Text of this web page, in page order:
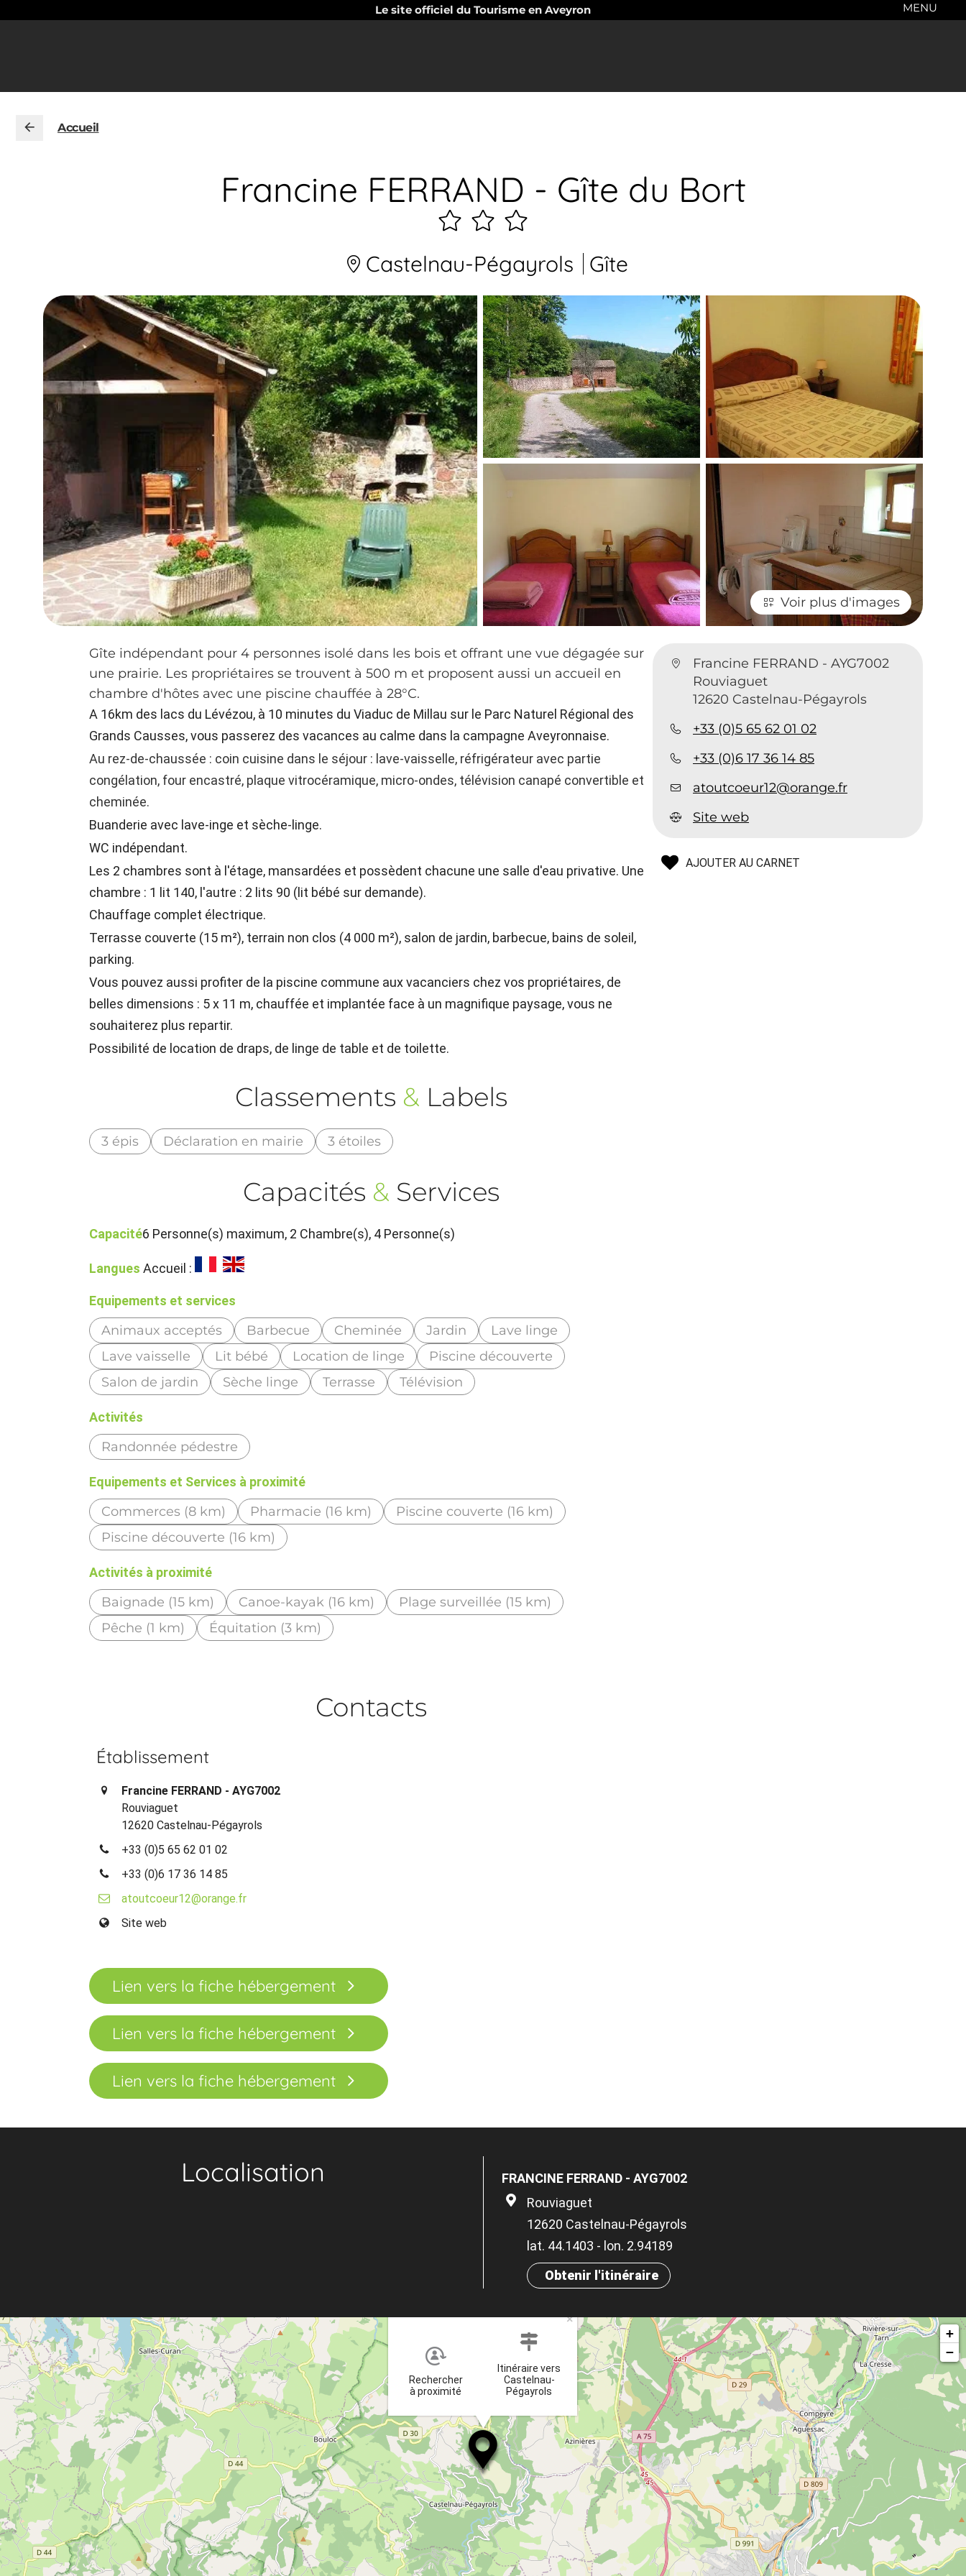
Le site officiel du Tourisme en Aveyron MENU
Accueil
Francine FERRAND - Gîte du Bort
3
étoiles
Castelnau-Pégayrols Gîte
Voir plus d'images
Francine FERRAND - AYG7002
Rouviaguet
12620 Castelnau-Pégayrols
+33 (0)5 65 62 01 02
+33 (0)6 17 36 14 85
atoutcoeur12@orange.fr
Site web
AJOUTER AU CARNET
Gîte indépendant pour 4 personnes isolé dans les bois et offrant une vue dégagée sur
une prairie. Les propriétaires se trouvent à 500 m et proposent aussi un accueil en
chambre d'hôtes avec une piscine chauffée à 28°C.
A 16km des lacs du Lévézou, à 10 minutes du Viaduc de Millau sur le Parc Naturel Régional des
Grands Causses, vous passerez des vacances au calme dans la campagne Aveyronnaise.
Au rez-de-chaussée : coin cuisine dans le séjour : lave-vaisselle, réfrigérateur avec partie
congélation, four encastré, plaque vitrocéramique, micro-ondes, télévision canapé convertible et
cheminée.
Buanderie avec lave-inge et sèche-linge.
WC indépendant.
Les 2 chambres sont à l'étage, mansardées et possèdent chacune une salle d'eau privative. Une
chambre : 1 lit 140, l'autre : 2 lits 90 (lit bébé sur demande).
Chauffage complet électrique.
Terrasse couverte (15 m²), terrain non clos (4 000 m²), salon de jardin, barbecue, bains de soleil,
parking.
Vous pouvez aussi profiter de la piscine commune aux vacanciers chez vos propriétaires, de
belles dimensions : 5 x 11 m, chauffée et implantée face à un magnifique paysage, vous ne
souhaiterez plus repartir.
Possibilité de location de draps, de linge de table et de toilette.
Classements & Labels
3 épis Déclaration en mairie 3 étoiles
Capacités & Services
Capacité6 Personne(s) maximum, 2 Chambre(s), 4 Personne(s)
Langues Accueil :
Equipements et services
Animaux acceptés Barbecue Cheminée Jardin
Lave linge
Lave vaisselle
Lit bébé Location de linge
Piscine découverte
Salon de jardin
Sèche linge Terrasse Télévision
Activités
Randonnée pédestre
Equipements et Services à proximité
Commerces (8 km) Pharmacie (16 km)
Piscine couverte (16 km)
Piscine découverte (16 km)
Activités à proximité
Baignade (15 km) Canoe-kayak (16 km)
Plage surveillée (15 km)
Pêche (1 km)
Équitation (3 km)
Contacts
Établissement
Francine FERRAND - AYG7002
Rouviaguet
12620 Castelnau-Pégayrols
+33 (0)5 65 62 01 02
+33 (0)6 17 36 14 85
atoutcoeur12@orange.fr
Site web
Lien vers la fiche hébergement
Lien vers la fiche hébergement
Lien vers la fiche hébergement
Localisation
FRANCINE FERRAND - AYG7002
Rouviaguet
12620 Castelnau-Pégayrols
lat. 44.1403 - lon. 2.94189
Obtenir l'itinéraire
Rechercher
à proximité
Itinéraire vers
Castelnau-
Pégayrols
×
+
−